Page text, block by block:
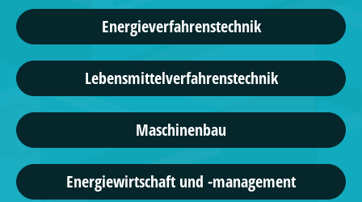
Energieverfahrenstechnik
Lebensmittelverfahrenstechnik
Maschinenbau
Energiewirtschaft und -management